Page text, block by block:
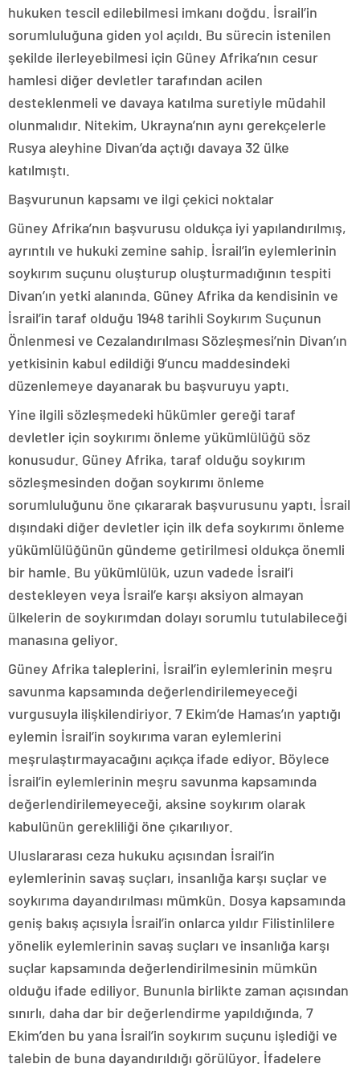
hukuken tescil edilebilmesi imkanı doğdu. İsrail’in
sorumluluğuna giden yol açıldı. Bu sürecin istenilen
şekilde ilerleyebilmesi için Güney Afrika’nın cesur
hamlesi diğer devletler tarafından acilen
desteklenmeli ve davaya katılma suretiyle müdahil
olunmalıdır. Nitekim, Ukrayna’nın aynı gerekçelerle
Rusya aleyhine Divan’da açtığı davaya 32 ülke
katılmıştı.
Başvurunun kapsamı ve ilgi çekici noktalar
Güney Afrika’nın başvurusu oldukça iyi yapılandırılmış,
ayrıntılı ve hukuki zemine sahip. İsrail’in eylemlerinin
soykırım suçunu oluşturup oluşturmadığının tespiti
Divan’ın yetki alanında. Güney Afrika da kendisinin ve
İsrail’in taraf olduğu 1948 tarihli Soykırım Suçunun
Önlenmesi ve Cezalandırılması Sözleşmesi’nin Divan’ın
yetkisinin kabul edildiği 9’uncu maddesindeki
düzenlemeye dayanarak bu başvuruyu yaptı.
Yine ilgili sözleşmedeki hükümler gereği taraf
devletler için soykırımı önleme yükümlülüğü söz
konusudur. Güney Afrika, taraf olduğu soykırım
sözleşmesinden doğan soykırımı önleme
sorumluluğunu öne çıkararak başvurusunu yaptı. İsrail
dışındaki diğer devletler için ilk defa soykırımı önleme
yükümlülüğünün gündeme getirilmesi oldukça önemli
bir hamle. Bu yükümlülük, uzun vadede İsrail’i
destekleyen veya İsrail’e karşı aksiyon almayan
ülkelerin de soykırımdan dolayı sorumlu tutulabileceği
manasına geliyor.
Güney Afrika taleplerini, İsrail’in eylemlerinin meşru
savunma kapsamında değerlendirilemeyeceği
vurgusuyla ilişkilendiriyor. 7 Ekim’de Hamas’ın yaptığı
eylemin İsrail’in soykırıma varan eylemlerini
meşrulaştırmayacağını açıkça ifade ediyor. Böylece
İsrail’in eylemlerinin meşru savunma kapsamında
değerlendirilemeyeceği, aksine soykırım olarak
kabulünün gerekliliği öne çıkarılıyor.
Uluslararası ceza hukuku açısından İsrail’in
eylemlerinin savaş suçları, insanlığa karşı suçlar ve
soykırıma dayandırılması mümkün. Dosya kapsamında
geniş bakış açısıyla İsrail’in onlarca yıldır Filistinlilere
yönelik eylemlerinin savaş suçları ve insanlığa karşı
suçlar kapsamında değerlendirilmesinin mümkün
olduğu ifade ediliyor. Bununla birlikte zaman açısından
sınırlı, daha dar bir değerlendirme yapıldığında, 7
Ekim’den bu yana İsrail’in soykırım suçunu işlediği ve
talebin de buna dayandırıldığı görülüyor. İfadelere